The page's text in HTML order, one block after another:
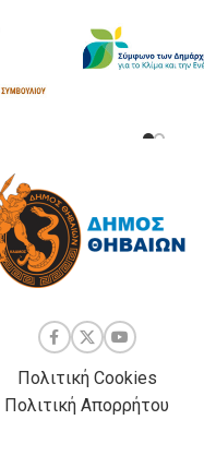
Πολιτική Cookies
Πολιτική Απορρήτου